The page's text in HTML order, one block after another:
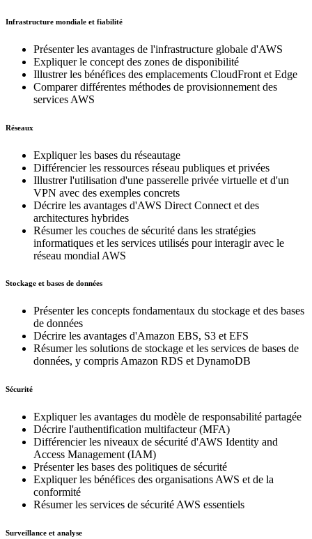
Infrastructure mondiale et fiabilité
Présenter les avantages de l'infrastructure globale d'AWS
Expliquer le concept des zones de disponibilité
Illustrer les bénéfices des emplacements CloudFront et Edge
Comparer différentes méthodes de provisionnement des
services AWS
Réseaux
Expliquer les bases du réseautage
Différencier les ressources réseau publiques et privées
Illustrer l'utilisation d'une passerelle privée virtuelle et d'un
VPN avec des exemples concrets
Décrire les avantages d'AWS Direct Connect et des
architectures hybrides
Résumer les couches de sécurité dans les stratégies
informatiques et les services utilisés pour interagir avec le
réseau mondial AWS
Stockage et bases de données
Présenter les concepts fondamentaux du stockage et des bases
de données
Décrire les avantages d'Amazon EBS, S3 et EFS
Résumer les solutions de stockage et les services de bases de
données, y compris Amazon RDS et DynamoDB
Sécurité
Expliquer les avantages du modèle de responsabilité partagée
Décrire l'authentification multifacteur (MFA)
Différencier les niveaux de sécurité d'AWS Identity and
Access Management (IAM)
Présenter les bases des politiques de sécurité
Expliquer les bénéfices des organisations AWS et de la
conformité
Résumer les services de sécurité AWS essentiels
Surveillance et analyse